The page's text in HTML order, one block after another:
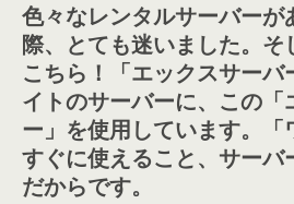
色々なレンタルサーバーが
際、とても迷いました。そ
こちら！「エックスサー
イトのサーバーに、この「
ー」を使用しています。「
すぐに使えること、サーバ
だからです。